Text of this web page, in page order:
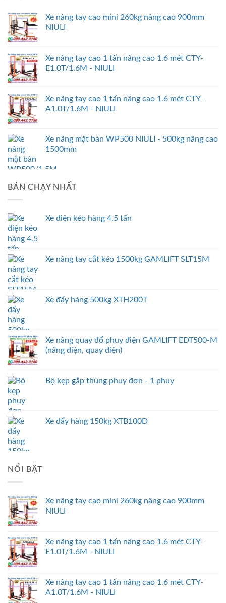
Xe nâng tay cao mini 260kg nâng cao 900mm
NIULI
Xe nâng tay cao 1 tấn nâng cao 1.6 mét CTY-
E1.0T/1.6M - NIULI
Xe nâng tay cao 1 tấn nâng cao 1.6 mét CTY-
A1.0T/1.6M - NIULI
Xe nâng mặt bàn WP500 NIULI - 500kg nâng cao
1500mm
BÁN CHẠY NHẤT
Xe điện kéo hàng 4.5 tấn
Xe nâng tay cắt kéo 1500kg GAMLIFT SLT15M
Xe đẩy hàng 500kg XTH200T
Xe nâng quay đổ phuy điện GAMLIFT EDT500-M
(nâng điện, quay điện)
Bộ kẹp gắp thùng phuy đơn - 1 phuy
Xe đẩy hàng 150kg XTB100D
NỔI BẬT
Xe nâng tay cao mini 260kg nâng cao 900mm
NIULI
Xe nâng tay cao 1 tấn nâng cao 1.6 mét CTY-
E1.0T/1.6M - NIULI
Xe nâng tay cao 1 tấn nâng cao 1.6 mét CTY-
A1.0T/1.6M - NIULI